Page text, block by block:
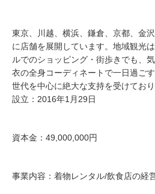
東京、川越、横浜、鎌倉、京都、金
に店舗を展開しています。地域観光
ルでのショッピング・街歩きでも、
衣の全身コーディネートで一日過ご
世代を中心に絶大な支持を受けてお
設立：2016年1月29日
資本金：49,000,000円
事業内容：着物レンタル/飲食店の経